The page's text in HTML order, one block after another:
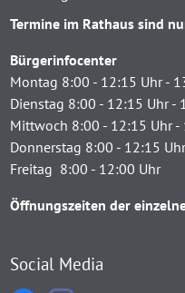
Termine im Rathaus sind
Bürgerinfocenter
Montag 8:00 - 12:15 Uhr -
Dienstag 8:00 - 12:15 Uhr -
Mittwoch 8:00 - 12:15 Uhr
Donnerstag 8:00 - 12:15
Freitag 8:00 - 12:00 Uhr
Öffnungszeiten der
Social Media